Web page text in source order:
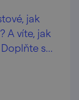
jak
A víte, jak
si